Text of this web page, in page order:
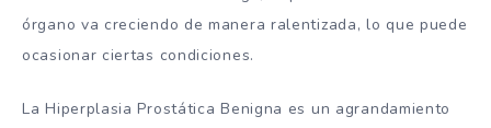
órgano va creciendo de manera ralentizada, lo que puede
ocasionar ciertas condiciones.
La Hiperplasia Prostática Benigna es un agrandamiento